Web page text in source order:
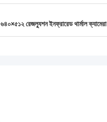
৬৪০×৫১২ রেজল্যুশন ইনফ্রারেড থার্মাল ক্যামেরা